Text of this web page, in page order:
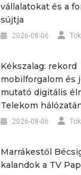
vállalatokat és a
sújtja
2026-08-06
Kékszalag: rekord
mobilforgalom és
mutató digitális
Telekom
2026-08-06
Marrákestől
kalandok a TV